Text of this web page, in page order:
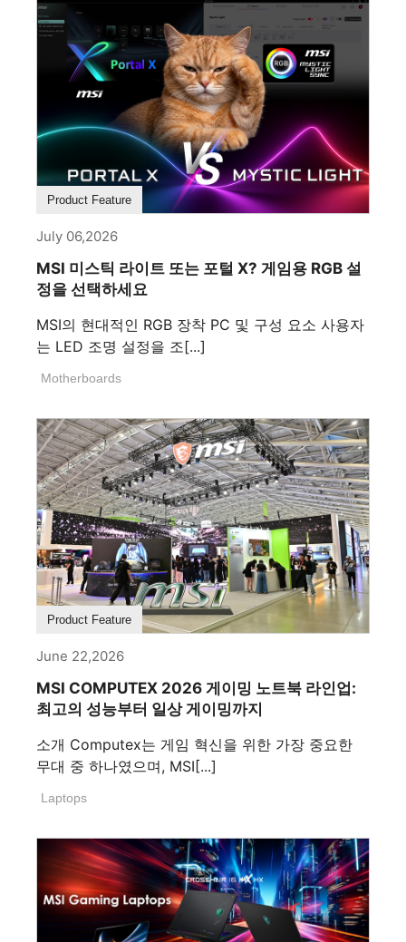
Product Feature
July 06,2026
MSI 미스틱 라이트 또는 포털 X? 게임용 RGB 설
정을 선택하세요
MSI의 현대적인 RGB 장착 PC 및 구성 요소 사용자
는 LED 조명 설정을 조[...]
Motherboards
Product Feature
June 22,2026
MSI COMPUTEX 2026 게이밍 노트북 라인업:
최고의 성능부터 일상 게이밍까지
소개 Computex는 게임 혁신을 위한 가장 중요한
무대 중 하나였으며, MSI[...]
Laptops